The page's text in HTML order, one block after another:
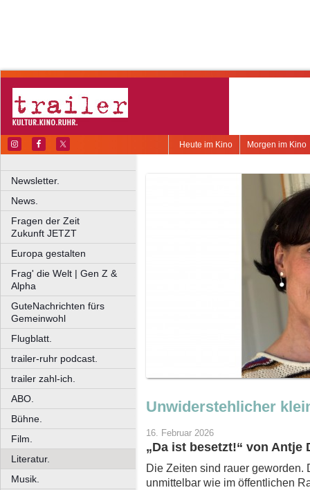
Morgen im Kino
Heute im Kino
Newsletter.
News.
Fragen der Zeit
Zukunft JETZT
Europa gestalten
Frag' die Welt | Gen Z &
Alpha
GuteNachrichten fürs
Gemeinwohl
Flugblatt.
trailer-ruhr podcast.
trailer zahl-ich.
ABO.
Bühne.
Film.
Literatur.
Musik.
Unwiderstehlicher
16. Februar 2026
„Da ist besetzt!“ von Antje
Die Zeiten sind rauer geworden.
unmittelbar wie im öffentlichen